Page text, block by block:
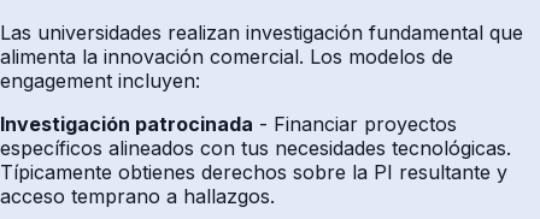
Las universidades realizan investigación fundamental que
alimenta la innovación comercial. Los modelos de
engagement incluyen:
Investigación patrocinada - Financiar proyectos
específicos alineados con tus necesidades tecnológicas.
Típicamente obtienes derechos sobre la PI resultante y
acceso temprano a hallazgos.